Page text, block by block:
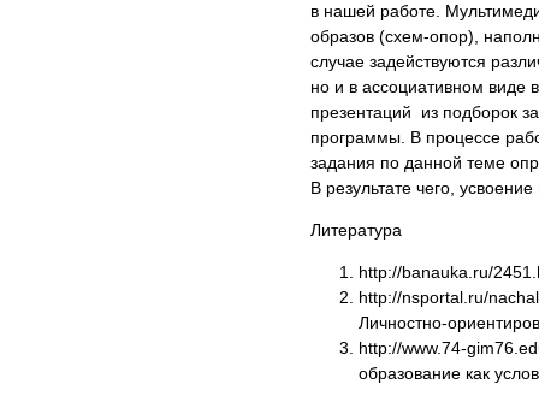
в нашей работе.
образов (схем-опор),
случае задействуются
но и в ассоциативном виде
презентаций из подборок
программы. В процессе
задания по данной теме
В результате чего,
Литература
http://banauka.ru/
http://nsportal.ru/
Личностно-
http://www.74-
образование как